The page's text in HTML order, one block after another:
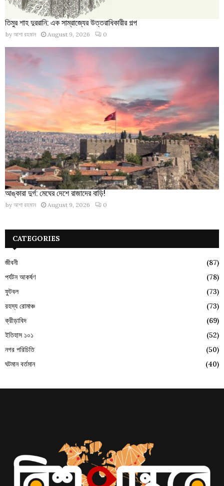
তিমুর শাহ দুররানি: এক সাম্রাজ্যের উত্তরাধিকারীর গল্প
by আশা রহমান August 9, 2026 0
আঙ্কারা দুর্গ: মেঘের দেশে রাজাদের বাড়ি!
by আশা রহমান August 9, 2026 0
CATEGORIES
জীবনী
(87)
পর্যটন আকর্ষণ
(78)
ফুটবল
(73)
রহস্য রোমাঞ্চ
(73)
ক্রীড়াবিদ
(69)
ইতিহাস ১০১
(52)
নগর পরিচিতি
(50)
ঘটমান বর্তমান
(40)